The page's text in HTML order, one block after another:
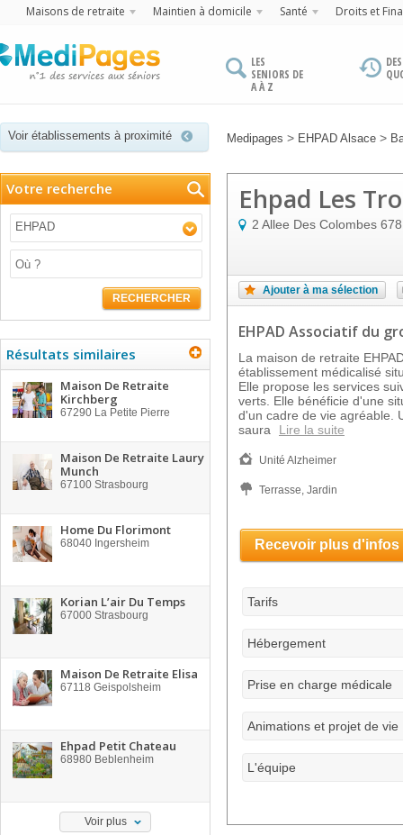
Maisons de retraite Maintien à domicile Santé Droits et
LES
SENIORS DE
A À Z
Voir établissements à proximité Medipages > EHPAD Alsace >
Votre recherche
EHPAD
RECHERCHER
Résultats similaires
Maison De Retraite
Kirchberg
67290 La Petite Pierre
Maison De Retraite Laury
Munch
67100 Strasbourg
Home Du Florimont
68040 Ingersheim
Korian L’air Du Temps
67000 Strasbourg
Maison De Retraite Elisa
67118 Geispolsheim
Ehpad Petit Chateau
68980 Beblenheim
Voir plus
Ehpad Les
2 Allee Des Colombes
Ajouter à ma sélection
EHPAD Associatif du
La maison de retraite
établissement médicalisé
Elle propose les services
verts. Elle bénéficie d'une
d'un cadre de vie agréable.
saura
Lire la suite
Unité Alzheimer
Terrasse, Jardin
Recevoir plus d'infos
Tarifs
Hébergement
Prise en charge médicale
Animations et projet de vie
L'équipe